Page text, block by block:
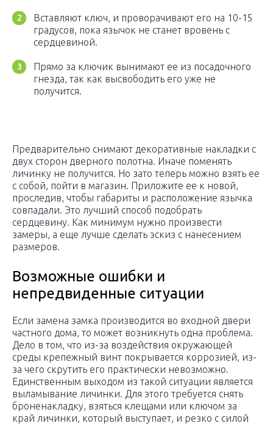
Вставляют ключ, и проворачивают его на 10-15
градусов, пока язычок не станет вровень с
сердцевиной.
Прямо за ключик вынимают ее из посадочного
гнезда, так как высвободить его уже не
получится.
Предварительно снимают декоративные накладки с
двух сторон дверного полотна. Иначе поменять
личинку не получится. Но зато теперь можно взять ее
с собой, пойти в магазин. Приложите ее к новой,
проследив, чтобы габариты и расположение язычка
совпадали. Это лучший способ подобрать
сердцевину. Как минимум нужно произвести
замеры, а еще лучше сделать эскиз с нанесением
размеров.
Возможные ошибки и
непредвиденные ситуации
Если замена замка производится во входной двери
частного дома, то может возникнуть одна проблема.
Дело в том, что из-за воздействия окружающей
среды крепежный винт покрывается коррозией, из-
за чего скрутить его практически невозможно.
Единственным выходом из такой ситуации является
выламывание личинки. Для этого требуется снять
броненакладку, взяться клещами или ключом за
край личинки, который выступает, и резко с силой